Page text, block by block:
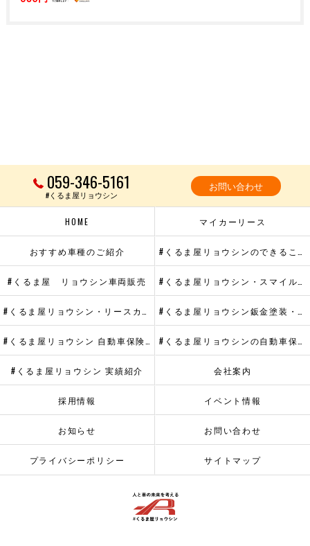
059-346-5161
#くるま屋リョウシン
お問い合わせ
HOME マイカーリース
おすすめ車種のご紹介
#くるま屋 リョウシン車両販売
#くるま屋リョウシン 実績紹介 会社案内
採用情報 イベント情報
お知らせ お問い合わせ
プライバシーポリシー サイトマップ